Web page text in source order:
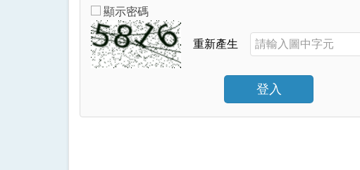
顯示密碼
重新產生
登入